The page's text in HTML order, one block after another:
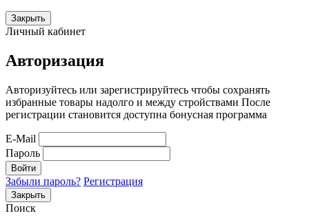
Закрыть
Личный кабинет
Авторизация
Авторизуйтесь или зарегистрируйтесь чтобы сохранять
избранные товары надолго и между стройствами После
регистрации становится доступна бонусная программа
E-Mail
Пароль
Войти
Забыли пароль? Регистрация
Закрыть
Поиск